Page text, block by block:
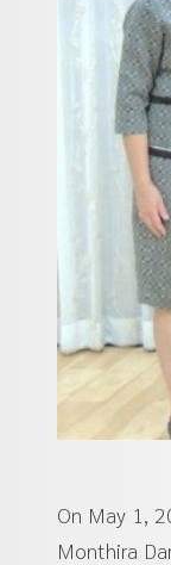
On May 1,
Monthira